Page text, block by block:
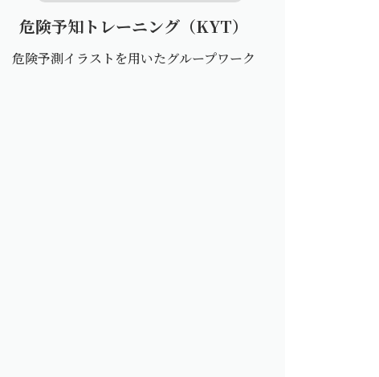
危険予知トレーニング（KYT）
危険予測イラストを用いたグループワーク